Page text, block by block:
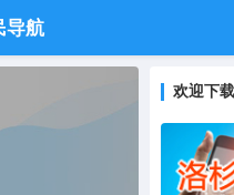
导航
欢迎下